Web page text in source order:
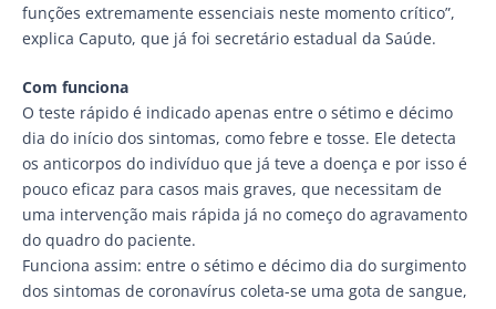
funções extremamente essenciais neste momento crítico”,
explica Caputo, que já foi secretário estadual da Saúde.
Com funciona
O teste rápido é indicado apenas entre o sétimo e décimo
dia do início dos sintomas, como febre e tosse. Ele detecta
os anticorpos do indivíduo que já teve a doença e por isso é
pouco eficaz para casos mais graves, que necessitam de
uma intervenção mais rápida já no começo do agravamento
do quadro do paciente.
Funciona assim: entre o sétimo e décimo dia do surgimento
dos sintomas de coronavírus coleta-se uma gota de sangue,